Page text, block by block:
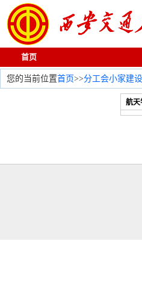
首页
您的当前位置首页>>分工会小家建设
航天